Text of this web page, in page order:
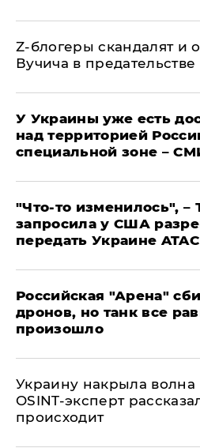
Z-блогеры скандалят и
Вучича в
У Украины уже есть
над территорией
специальной зоне –
​"Что-то изменилось", –
запросила у США
передать Украине
​Российская "Арена"
дронов, но танк все
произошло
​Украину накрыла
OSINT-эксперт
происходит